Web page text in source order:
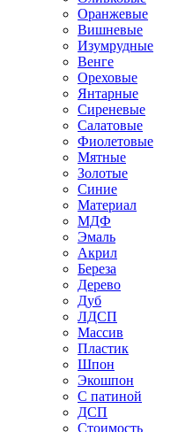
Оранжевые
Вишневые
Изумрудные
Венге
Ореховые
Янтарные
Сиреневые
Салатовые
Фиолетовые
Мятные
Золотые
Синие
Материал
МДФ
Эмаль
Акрил
Береза
Дерево
Дуб
ЛДСП
Массив
Пластик
Шпон
Экошпон
С патиной
ДСП
Стоимость